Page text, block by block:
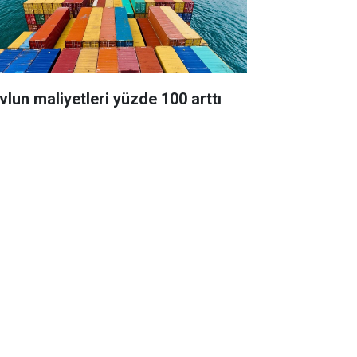
maliyetleri yüzde 100 arttı